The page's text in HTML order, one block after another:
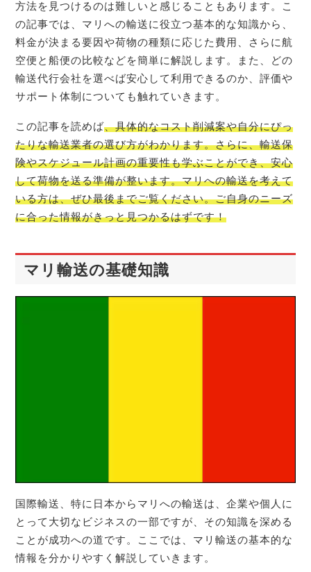
方法を見つけるのは難しいと感じることもあります。こ
の記事では、マリへの輸送に役立つ基本的な知識から、
料金が決まる要因や荷物の種類に応じた費用、さらに航
空便と船便の比較などを簡単に解説します。また、どの
輸送代行会社を選べば安心して利用できるのか、評価や
サポート体制についても触れていきます。
この記事を読めば、具体的なコスト削減案や自分にぴっ
たりな輸送業者の選び方がわかります。さらに、輸送保
険やスケジュール計画の重要性も学ぶことができ、安心
して荷物を送る準備が整います。マリへの輸送を考えて
いる方は、ぜひ最後までご覧ください。ご自身のニーズ
に合った情報がきっと見つかるはずです！
マリ輸送の基礎知識
国際輸送、特に日本からマリへの輸送は、企業や個人に
とって大切なビジネスの一部ですが、その知識を深める
ことが成功への道です。ここでは、マリ輸送の基本的な
情報を分かりやすく解説していきます。